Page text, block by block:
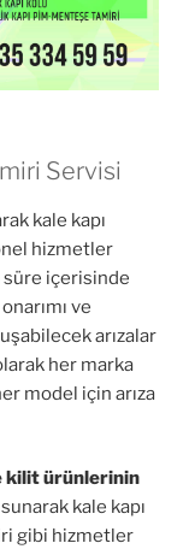
Servisi
kale kapı
hizmetler
süre içerisinde
ve
arızalar
her marka
model için arıza
kilit ürünlerinin
kale kapı
gibi hizmetler